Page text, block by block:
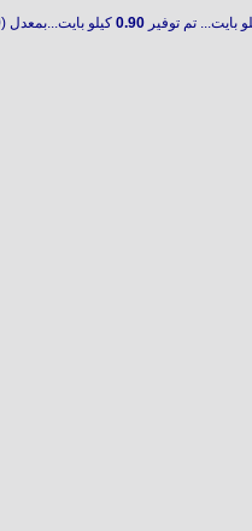
بايت... تم توفير 0.90 كيلو بايت...بمعدل (3.50%)]